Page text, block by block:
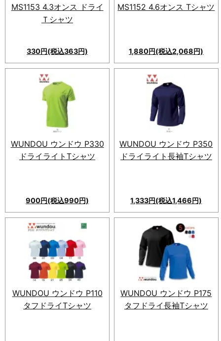
MS1153 4.3オンス ドライ
Ｔシャツ
330円(税込363円)
MS1152 4.6オンス Tシャツ
1,880円(税込2,068円)
WUNDOU ウンドウ P330
ドライライトTシャツ
900円(税込990円)
WUNDOU ウンドウ P350
ドライライト長袖Tシャツ
1,333円(税込1,466円)
WUNDOU ウンドウ P110
タフドライTシャツ
WUNDOU ウンドウ P175
タフドライ長袖Tシャツ